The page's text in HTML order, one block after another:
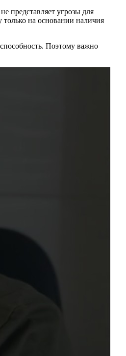
представляет угрозы для
на основании наличия
Поэтому важно